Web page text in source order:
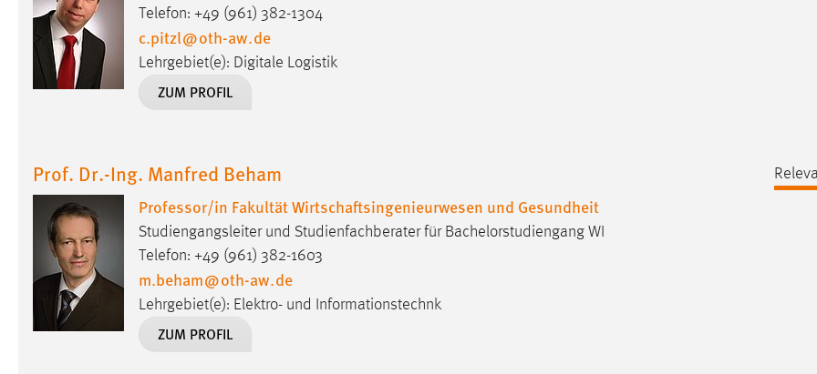
Telefon: +49 (961) 382-1304
c.pitzl@oth-aw.de
Lehrgebiet(e): Digitale Logistik
ZUM PROFIL
Prof. Dr.-Ing. Manfred Beham
Professor/in Fakultät Wirtschaftsingenieurwesen und Gesundheit
Studiengangsleiter und Studienfachberater für Bachelorstudiengang WI
Telefon: +49 (961) 382-1603
m.beham@oth-aw.de
Lehrgebiet(e): Elektro- und Informationstechnk
ZUM PROFIL
Zweck: Conversion-Tracking
Cookie Laufzeit: 3 Monate
Um Inhalte von Videoplattformen und Social Media
Plattformen anzeigen zu können, werden von diesen
externen Medien Cookies gesetzt.
YouTube
Vimeo